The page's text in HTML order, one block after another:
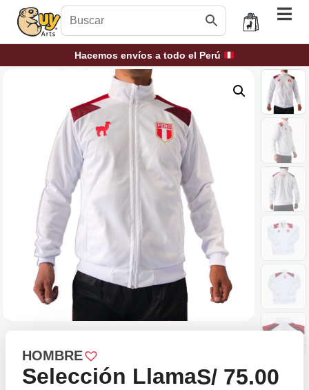
Hacemos envíos a todo el Perú
HOMBRE
Selección LlamaS/ 75.00